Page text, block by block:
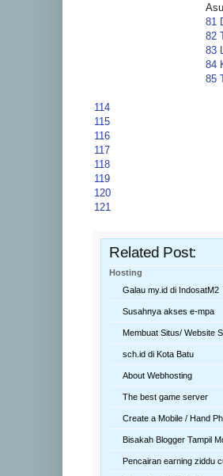
81
82
83
84
85
114
115
116
117
118
119
120
121
Related Post:
Hosting
Galau my.id di IndosatM2
Susahnya akses e-mpa
Membuat Situs/ Website
sch.id di Kota Batu
About Webhosting
The best game server
Create a Mobile / Hand
Bisakah Blogger Tampil
Pencairan earning ziddu